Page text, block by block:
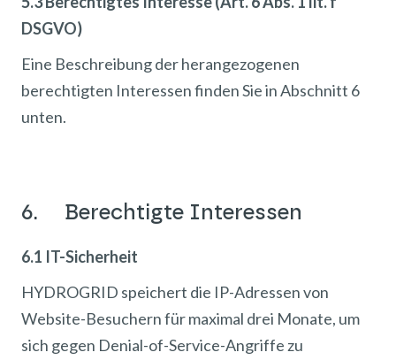
DSGVO)
Eine Beschreibung der herangezogenen
berechtigten Interessen finden Sie in Abschnitt 6
unten.
6. Berechtigte Interessen
6.1 IT-Sicherheit
HYDROGRID speichert die IP-Adressen von
Website-Besuchern für maximal drei Monate, um
sich gegen Denial-of-Service-Angriffe zu